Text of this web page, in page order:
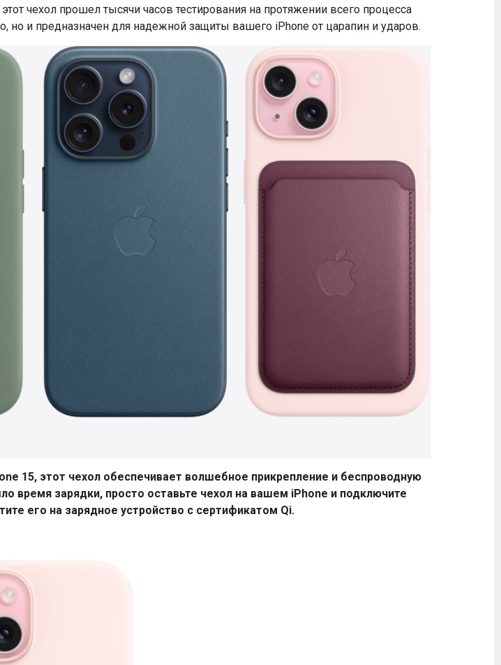
чехол прошел тысячи часов тестирования на протяжении всего процесса
но и предназначен для надежной защиты вашего iPhone от царапин и ударов.
15, этот чехол обеспечивает волшебное прикрепление и беспроводную
время зарядки, просто оставьте чехол на вашем iPhone и подключите
его на зарядное устройство с сертификатом Qi.